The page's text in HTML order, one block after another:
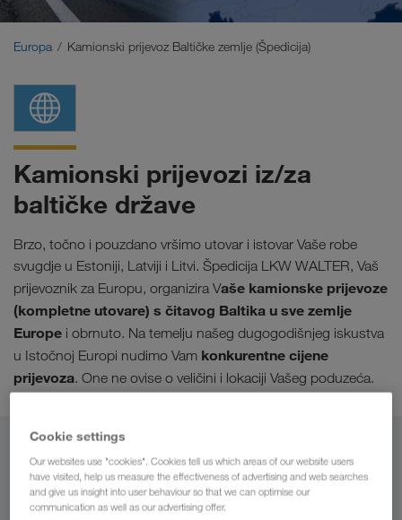
Europa Kamionski prijevoz Baltičke zemlje (Špedicija)
Kamionski prijevozi iz/za
baltičke države
Brzo, točno i pouzdano vršimo utovar i istovar Vaše robe
svugdje u Estoniji, Latviji i Litvi. Špedicija LKW WALTER, Vaš
prijevoznik za Europu, organizira Vaše kamionske prijevoze
(kompletne utovare) s čitavog Baltika u sve zemlje
Europe i obrnuto. Na temelju našeg dugogodišnjeg iskustva
u Istočnoj Europi nudimo Vam konkurentne cijene
prijevoza. One ne ovise o veličini i lokaciji Vašeg poduzeća.
Hrvatska
Cookie settings
Our websites use "cookies". Cookies tell us which areas of our website users
have visited, help us measure the effectiveness of advertising and web searches
and give us insight into user behaviour so that we can optimise our
communication as well as our advertising offer.